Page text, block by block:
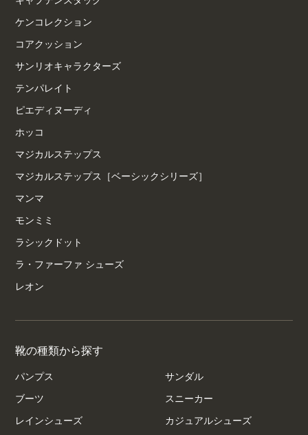
ケンコレクション
コアクッション
サンリオキャラクターズ
テンパレイト
ピエディヌーディ
ホッコ
マジカルステップス
マジカルステップス［ベーシックシリーズ］
マンマ
モンミミ
ラシックドット
ラ・ファーファ シューズ
レオン
靴の種類から探す
パンプス サンダル
ブーツ スニーカー
レインシューズ カジュアルシューズ